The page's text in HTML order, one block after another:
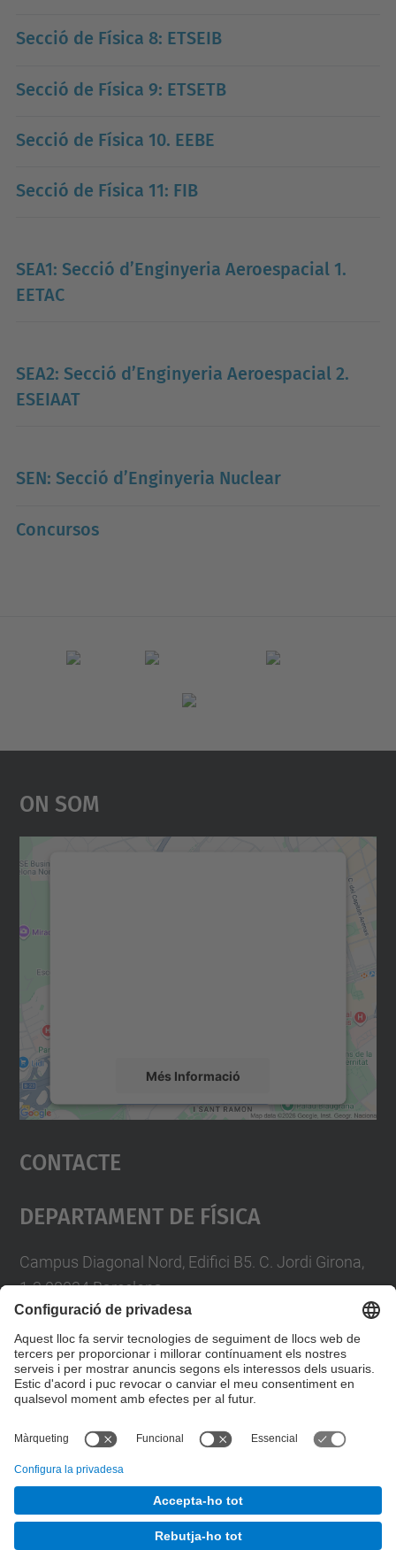
Secció de Física 8: ETSEIB
Secció de Física 9: ETSETB
Secció de Física 10. EEBE
Secció de Física 11: FIB
SEA1: Secció d’Enginyeria Aeroespacial 1.
EETAC
SEA2: Secció d’Enginyeria Aeroespacial 2.
ESEIAAT
SEN: Secció d’Enginyeria Nuclear
Concursos
On Som
Més Informació
Accepta
powered by
Contacte
Departament De Física
Campus Diagonal Nord, Edifici B5. C. Jordi Girona,
1-3 08034 Barcelona
A/e usd.utgcnticupc.edu
Formulari de contacte
Departament de Física